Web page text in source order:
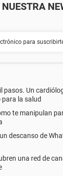
pasos. Un
la salud
te manipulan
descanso de
una red de